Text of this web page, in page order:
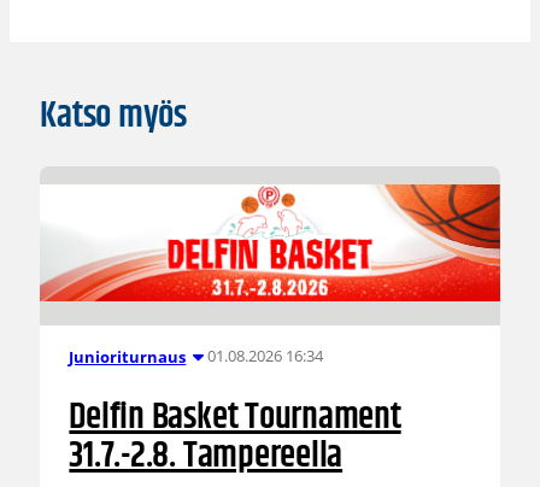
Katso myös
Junioriturnaus 01.08.2026 16:34
Delfin Basket Tournament
31.7.-2.8. Tampereella